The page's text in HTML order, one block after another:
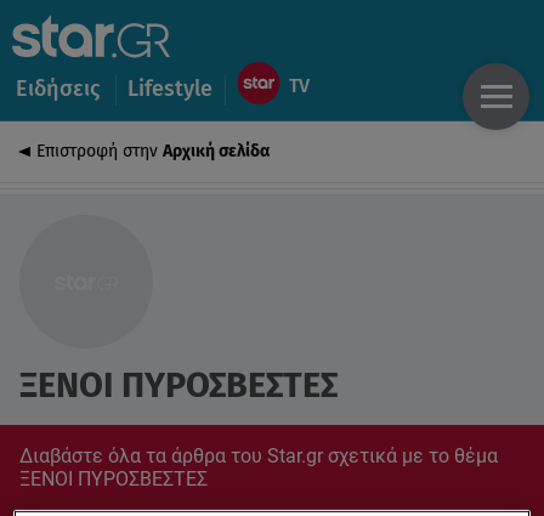
Ειδήσεις Lifestyle
Επιστροφή στην Αρχική σελίδα
ΞΕΝΟΙ ΠΥΡΟΣΒΕΣΤΕΣ
Διαβάστε όλα τα άρθρα του Star.gr σχετικά με το θέμα
ΞΕΝΟΙ ΠΥΡΟΣΒΕΣΤΕΣ